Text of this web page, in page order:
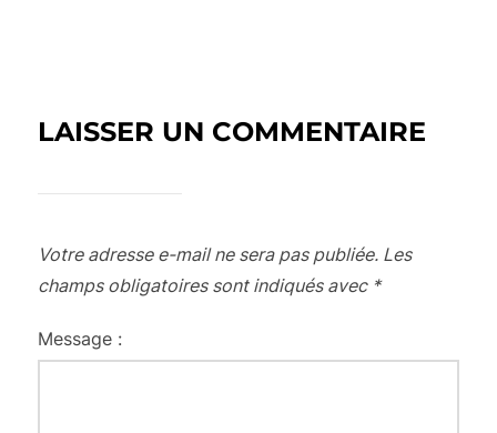
LAISSER UN COMMENTAIRE
Votre adresse e-mail ne sera pas publiée. Les
champs obligatoires sont indiqués avec *
Message :